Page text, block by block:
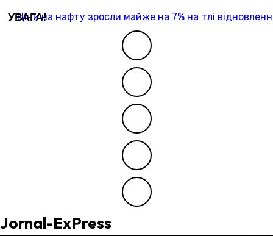
до
УВАГА!
Ціни на нафту зросли майже на 7% на тлі
Jornal-ExPress